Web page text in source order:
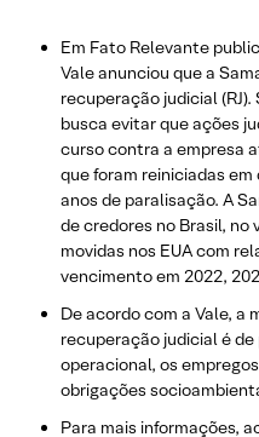
Em Fato Relevante
Vale anunciou que a
recuperação judicial
busca evitar que ações
curso contra a empresa
que foram reiniciadas
anos de paralisação. A
de credores no Brasil, no
movidas nos EUA com
vencimento em 2022,
De acordo com a Vale, a
recuperação judicial é
operacional, os
obrigações
Para mais informações,